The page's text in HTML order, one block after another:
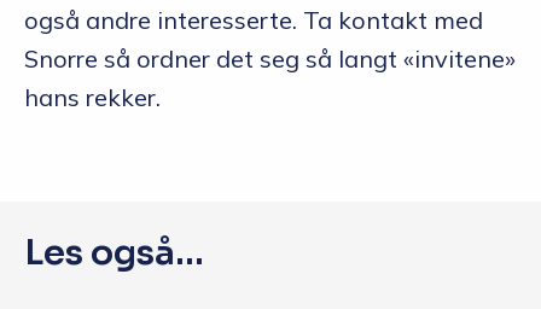
også andre interesserte. Ta kontakt med
Snorre så ordner det seg så langt «invitene»
hans rekker.
Les også...